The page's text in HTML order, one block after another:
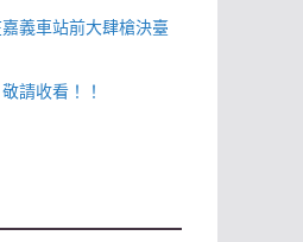
義車站前大肆槍決臺
請收看！！